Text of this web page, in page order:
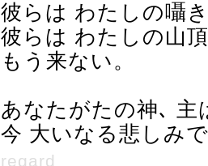
彼らは わたしの囁
彼らは わたしの山
もう来ない。
あなたがたの神､ 主
今 大いなる悲しみ
regard